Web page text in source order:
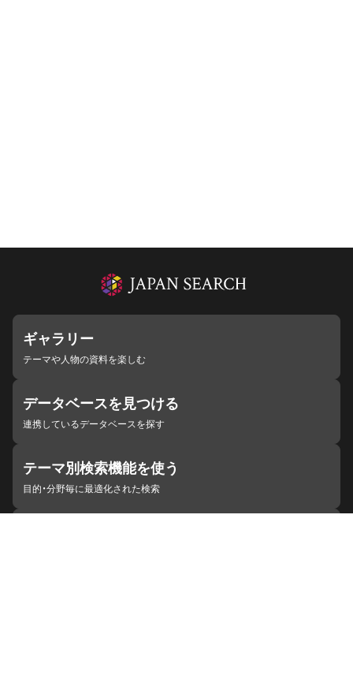
ギャラリー
テーマや人物の資料を楽しむ
データベースを見つける
連携しているデータベースを探す
テーマ別検索機能を使う
目的・分野毎に最適化された検索